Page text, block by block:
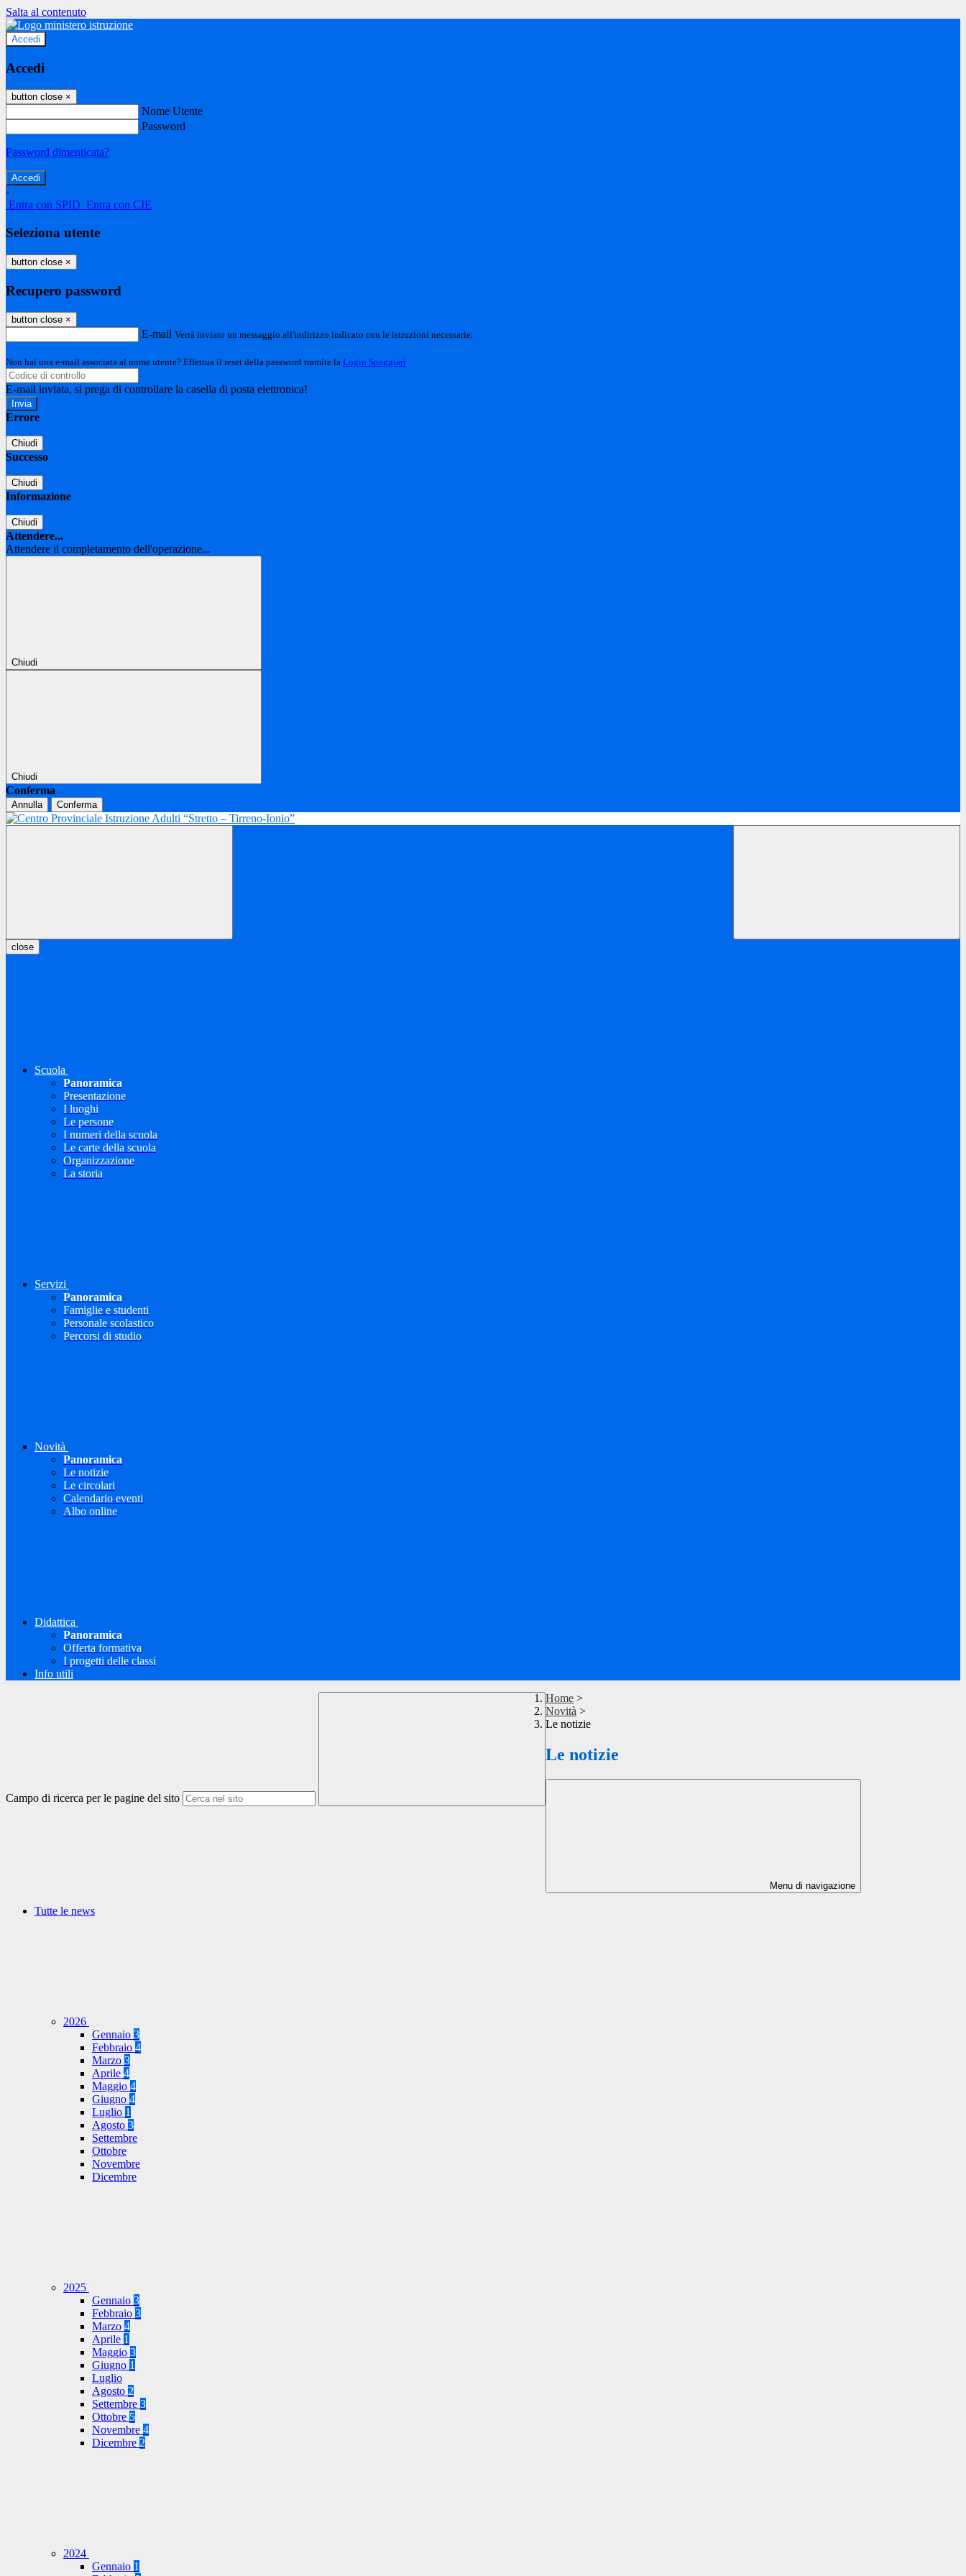
Salta al contenuto
Accedi
Accedi
button close ×
Nome Utente
Password
Password dimenticata?
-
Entra con SPID Entra con CIE
Seleziona utente
button close ×
Recupero password
button close ×
E-mail Verrà inviato un messaggio all'indirizzo indicato con le istruzioni necessarie.
Non hai una e-mail associata al nome utente? Effettua il reset della password tramite la Login Spaggiari
E-mail inviata, si prega di controllare la casella di posta elettronica!
Errore
Chiudi
Successo
Chiudi
Informazione
Chiudi
Attendere...
Attendere il completamento dell'operazione...
Chiudi
Chiudi
Conferma
Annulla Conferma
close
Scuola
Panoramica
Presentazione
I luoghi
Le persone
I numeri della scuola
Le carte della scuola
Organizzazione
La storia
Servizi
Panoramica
Famiglie e studenti
Personale scolastico
Percorsi di studio
Novità
Panoramica
Le notizie
Le circolari
Calendario eventi
Albo online
Didattica
Panoramica
Offerta formativa
I progetti delle classi
Info utili
Campo di ricerca per le pagine del sito
Home >
Novità >
Le notizie
Le notizie
Menu di navigazione
Tutte le news
2026
Gennaio 3
Febbraio 4
Marzo 3
Aprile 4
Maggio 4
Giugno 4
Luglio 1
Agosto 3
Settembre
Ottobre
Novembre
Dicembre
2025
Gennaio 3
Febbraio 3
Marzo 4
Aprile 1
Maggio 3
Giugno 1
Luglio
Agosto 2
Settembre 3
Ottobre 5
Novembre 4
Dicembre 2
2024
Gennaio 1